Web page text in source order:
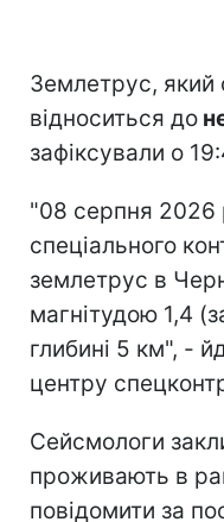
Землетрус, який
відноситься до
зафіксували о
"08 серпня 2026
спеціального
землетрус в
магнітудою 1,4
глибині 5 км", -
центру
Сейсмологи
проживають в
повідомити за